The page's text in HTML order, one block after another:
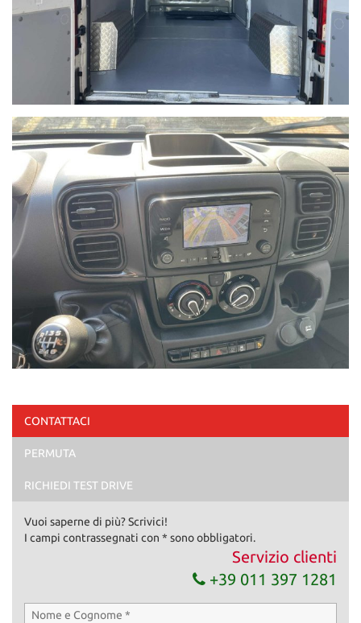
CONTATTACI
PERMUTA
RICHIEDI TEST DRIVE
Vuoi saperne di più? Scrivici!
I campi contrassegnati con * sono obbligatori.
Servizio clienti
+39 011 397 1281